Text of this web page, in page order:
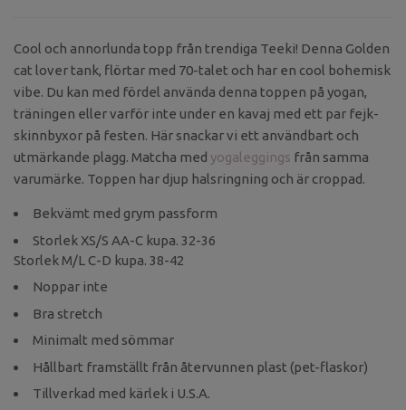
Cool och annorlunda topp från trendiga Teeki! Denna Golden
cat lover tank, flörtar med 70-talet och har en cool bohemisk
vibe. Du kan med fördel använda denna toppen på yogan,
träningen eller varför inte under en kavaj med ett par fejk-
skinnbyxor på festen. Här snackar vi ett användbart och
utmärkande plagg. Matcha med yogaleggings från samma
varumärke. Toppen har djup halsringning och är croppad.
Bekvämt med grym passform
Storlek XS/S AA-C kupa. 32-36
Storlek M/L C-D kupa. 38-42
Noppar inte
Bra stretch
Minimalt med sömmar
Hållbart framställt från återvunnen plast (pet-flaskor)
Tillverkad med kärlek i U.S.A.